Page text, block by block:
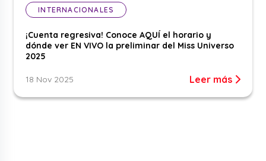
INTERNACIONALES
¡Cuenta regresiva! Conoce AQUÍ el horario y
dónde ver EN VIVO la preliminar del Miss Universo
2025
18 Nov 2025 Leer más